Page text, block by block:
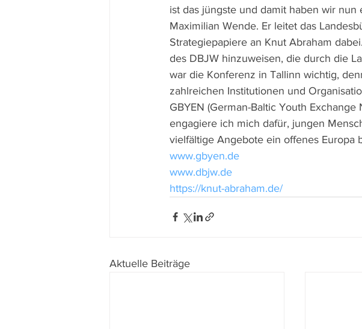
ist das jüngste und damit haben wir
Maximilian Wende. Er leitet das
Strategiepapiere an Knut Abraham
des DBJW hinzuweisen, die durch die
war die Konferenz in Tallinn wichtig,
zahlreichen Institutionen und
GBYEN (German-Baltic Youth
engagiere ich mich dafür, jungen
vielfältige Angebote ein offenes Europa
www.gbyen.de
www.dbjw.de
https://knut-abraham.de/
Aktuelle Beiträge